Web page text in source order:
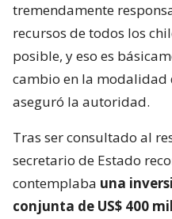
tremendamente
recursos de todos los
posible, y eso es
cambio en la modalidad
aseguró la autoridad.
Tras ser consultado al
secretario de Estado
contemplaba una
conjunta de US$ 400